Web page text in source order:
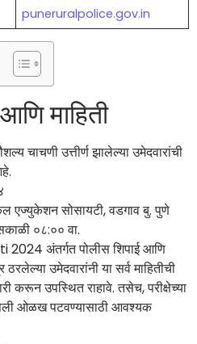
puneruralpolice.gov.in
माहिती
चाचणी उत्तीर्ण झालेल्या उमेदवारांची
एज्युकेशन सोसायटी, वडगाव बु. पुणे
०८:०० वा.
अंतर्गत पोलीस शिपाई आणि
उमेदवारांनी या सर्व माहितीची
करून उपस्थित राहावे. तसेच, परीक्षेच्या
ओळख पटवण्यासाठी आवश्यक